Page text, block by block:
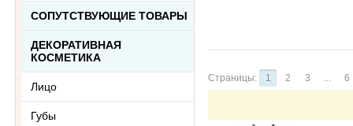
Страницы: 1 2 3 ... 6
СОПУТСТВУЮЩИЕ ТОВАРЫ
ДЕКОРАТИВНАЯ
КОСМЕТИКА
Лицо
Губы